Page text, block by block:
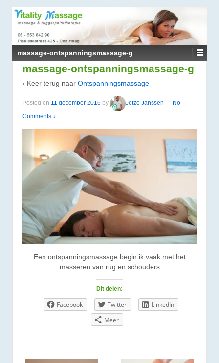
↓
DOORGAAN
HOOFDINHOUD
massage-ontspanningsmassage-g
massage-ontspanningsmassage-g
‹ Keer terug naar Ontspanningsmassage
Posted on 11 december 2016 by Jetze Janssen — No
Comments ↓
Een ontspanningsmassage begin ik vaak met het
masseren van rug en schouders
Dit delen:
Facebook Twitter
LinkedIn
Meer